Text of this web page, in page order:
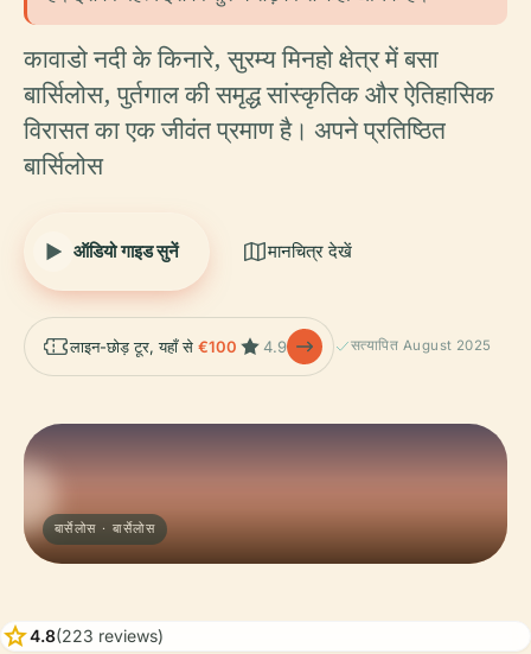
कावाडो नदी के किनारे, सुरम्य मिनहो क्षेत्र में बसा
बार्सिलोस, पुर्तगाल की समृद्ध सांस्कृतिक और ऐतिहासिक
विरासत का एक जीवंत प्रमाण है। अपने प्रतिष्ठित
बार्सिलोस
ऑडियो गाइड सुनें मानचित्र देखें
लाइन-छोड़ टूर, यहाँ से €100 4.9 सत्यापित August 2025
बार्सेलोस · बार्सेलोस
star4.8(223 reviews)